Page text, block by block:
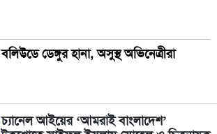
বলিউডে ডেঙ্গুর হানা, অসুস্থ অভিনেত্রীরা
চ্যানেল আইয়ের ‘আমরাই বাংলাদেশ’